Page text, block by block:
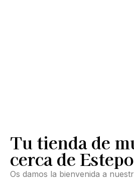
Tu tienda de
cerca de
Os damos la bienvenida a